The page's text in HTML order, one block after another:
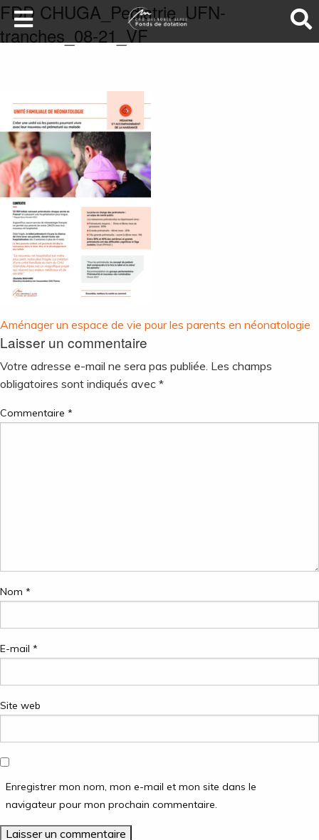
LA SANTÉ AU SOMMET
ILS NOUS SOUTIENNENT
FAIRE UN DON
FDD CHUGA_Pediatrie_UFN-
tranches_08-21_VF
Navigation
de
l’article
Aménager un espace de vie pour les parents en néonatologie
Laisser un commentaire
Votre adresse e-mail ne sera pas publiée. Les champs
obligatoires sont indiqués avec *
Commentaire *
Nom *
E-mail *
Site web
Enregistrer mon nom, mon e-mail et mon site dans le
navigateur pour mon prochain commentaire.